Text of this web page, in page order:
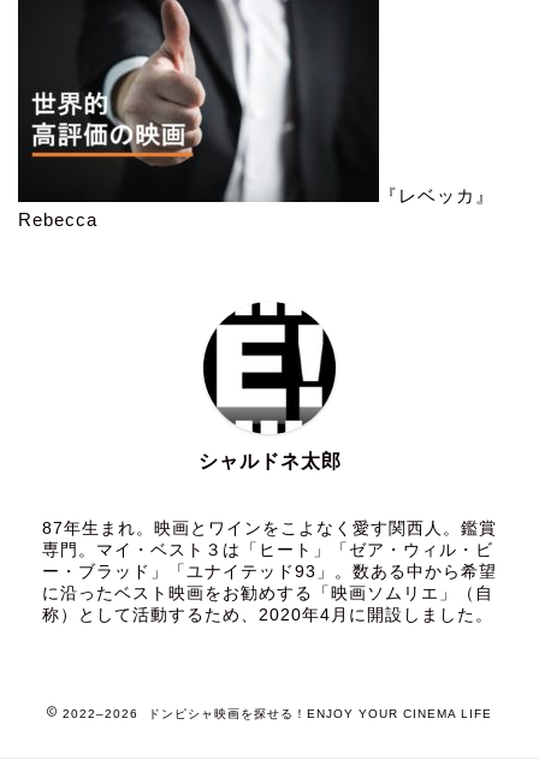
『レベッカ』
Rebecca
シャルドネ太郎
87年生まれ。映画とワインをこよなく愛す関西人。鑑賞
専門。マイ・ベスト３は「ヒート」「ゼア・ウィル・ビ
ー・ブラッド」「ユナイテッド93」。数ある中から希望
に沿ったベスト映画をお勧めする「映画ソムリエ」（自
称）として活動するため、2020年4月に開設しました。
2022–2026 ドンピシャ映画を探せる！ENJOY YOUR CINEMA LIFE